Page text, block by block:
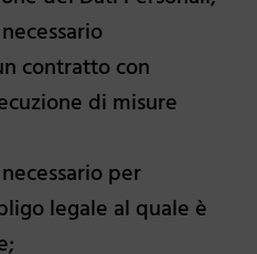
contratto con
di misure
per
legale al quale è